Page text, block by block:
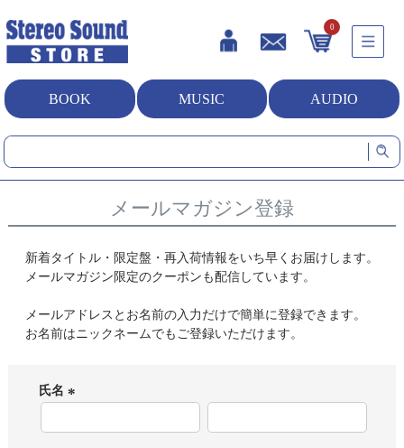
0
BOOK MUSIC AUDIO
メールマガジン登録
新着タイトル・限定盤・再入荷情報をいち早くお届けします。
メールマガジン限定のクーポンも配信しています。
メールアドレスとお名前の入力だけで簡単に登録できます。
お名前はニックネームでもご登録いただけます。
氏名
必